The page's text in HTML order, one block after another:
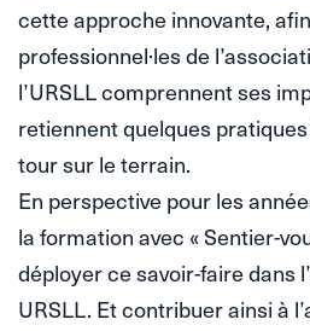
cette approche innovante,
professionnel·les de
l’URSLL comprennent ses
retiennent quelques
tour sur le terrain.
En perspective pour les
la formation avec « Sentier-
déployer ce savoir-faire dans
URSLL. Et contribuer ainsi à